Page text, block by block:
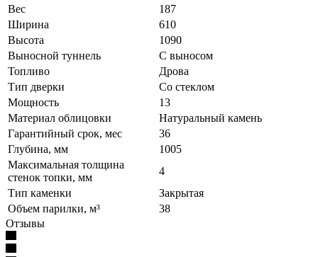
Вес
187
Ширина
610
Высота
1090
Выносной туннель
С выносом
Топливо
Дрова
Тип дверки
Со стеклом
Мощность
13
Материал облицовки
Натуральный камень
Гарантийный срок, мес
36
Глубина, мм
1005
Максимальная толщина
стенок топки, мм
4
Тип каменки
Закрытая
Объем парилки, м³
38
Отзывы